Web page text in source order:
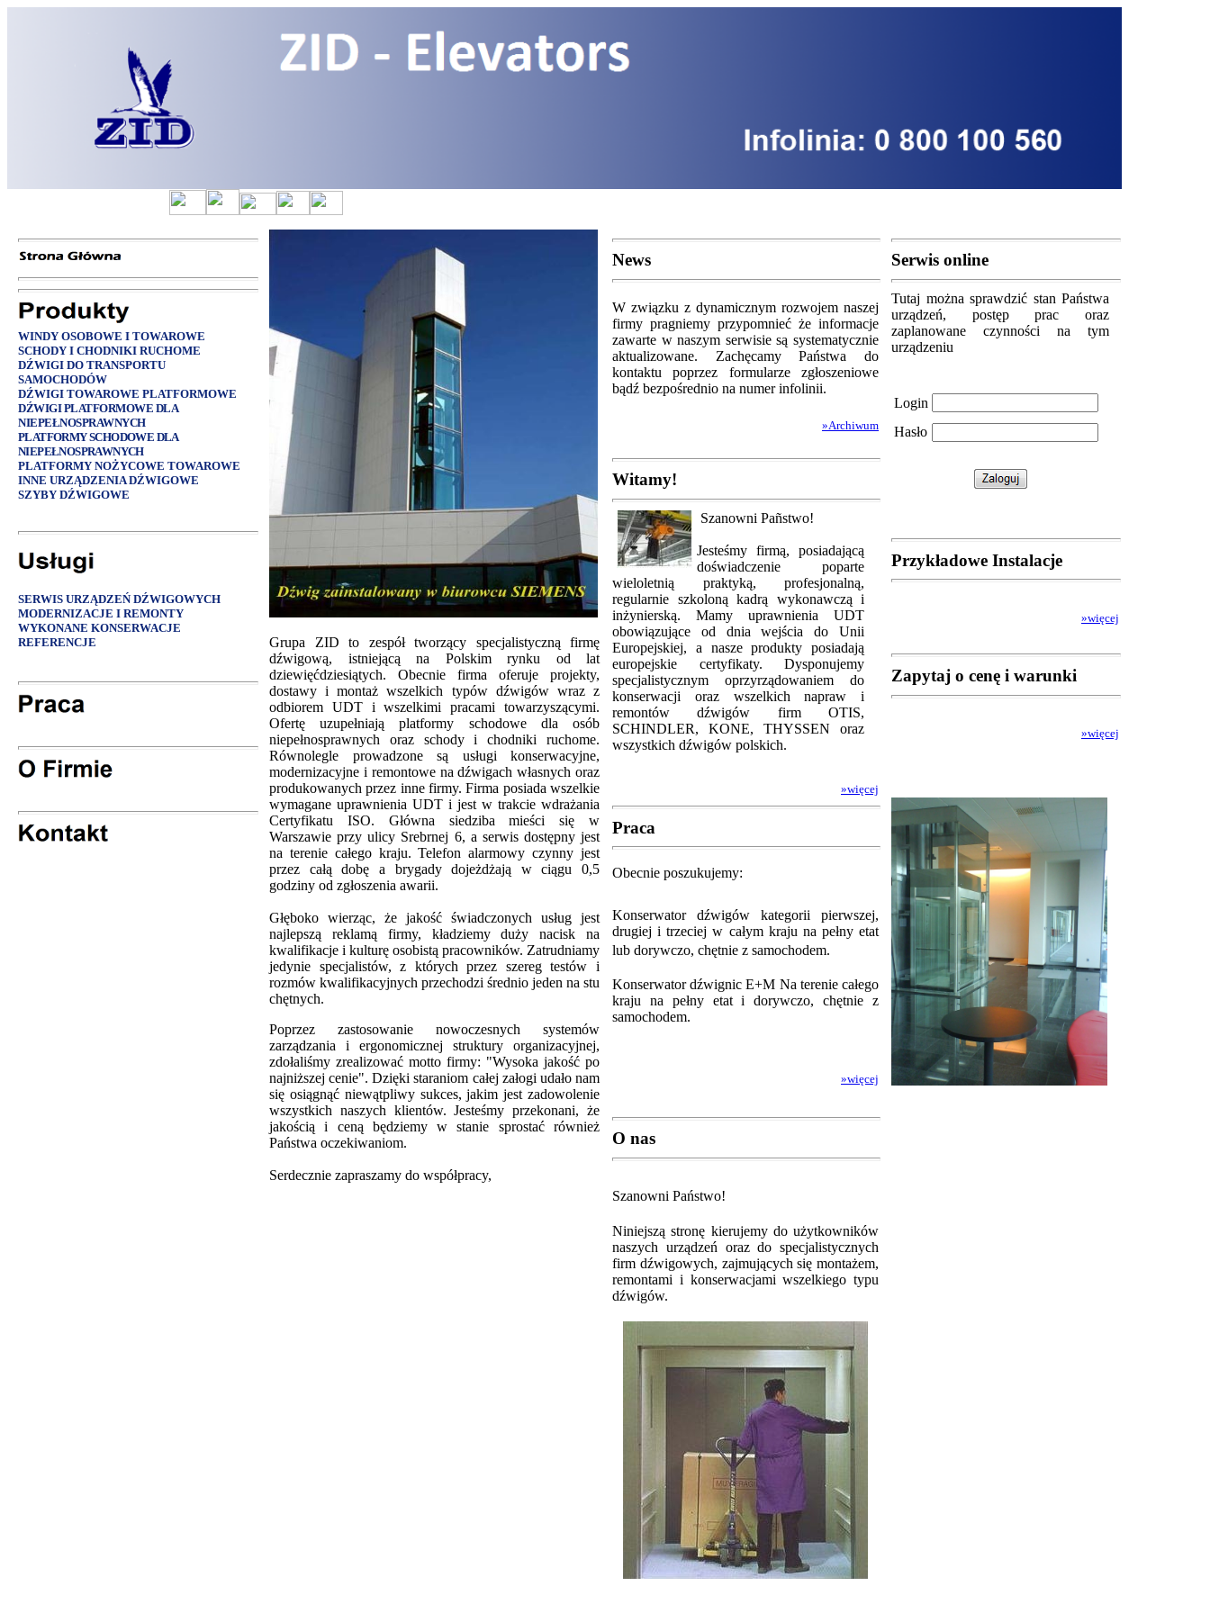
WINDY OSOBOWE I TOWAROWE
SCHODY I CHODNIKI RUCHOME
DŹWIGI DO TRANSPORTU
SAMOCHODÓW
DŹWIGI TOWAROWE PLATFORMOWE
DŹWIGI PLATFORMOWE DLA
NIEPEŁNOSPRAWNYCH
PLATFORMY SCHODOWE DLA
NIEPEŁNOSPRAWNYCH
PLATFORMY NOŻYCOWE TOWAROWE
INNE URZĄDZENIA DŹWIGOWE
SZYBY DŹWIGOWE
SERWIS URZĄDZEŃ DŹWIGOWYCH
MODERNIZACJE I REMONTY
WYKONANE KONSERWACJE
REFERENCJE
Grupa ZID to zespół tworzący specjalistyczną firmę
dźwigową, istniejącą na Polskim rynku od lat
dziewięćdziesiątych. Obecnie firma oferuje projekty,
dostawy i montaż wszelkich typów dźwigów wraz z
odbiorem UDT i wszelkimi pracami towarzyszącymi.
Ofertę uzupełniają platformy schodowe dla osób
niepełnosprawnych oraz schody i chodniki ruchome.
Równolegle prowadzone są usługi konserwacyjne,
modernizacyjne i remontowe na dźwigach własnych oraz
produkowanych przez inne firmy. Firma posiada wszelkie
wymagane uprawnienia UDT i jest w trakcie wdrażania
Certyfikatu ISO. Główna siedziba mieści się w
Warszawie przy ulicy Srebrnej 6, a serwis dostępny jest
na terenie całego kraju. Telefon alarmowy czynny jest
przez całą dobę a brygady dojeżdżają w ciągu 0,5
godziny od zgłoszenia awarii.
Głęboko wierząc, że jakość świadczonych usług jest
najlepszą reklamą firmy, kładziemy duży nacisk na
kwalifikacje i kulturę osobistą pracowników. Zatrudniamy
jedynie specjalistów, z których przez szereg testów i
rozmów kwalifikacyjnych przechodzi średnio jeden na stu
chętnych.
Poprzez zastosowanie nowoczesnych systemów
zarządzania i ergonomicznej struktury organizacyjnej,
zdołaliśmy zrealizować motto firmy: "Wysoka jakość po
najniższej cenie". Dzięki staraniom całej załogi udało nam
się osiągnąć niewątpliwy sukces, jakim jest zadowolenie
wszystkich naszych klientów. Jesteśmy przekonani, że
jakością i ceną będziemy w stanie sprostać również
Państwa oczekiwaniom.
Serdecznie zapraszamy do współpracy,
News
W związku z dynamicznym rozwojem naszej
firmy pragniemy przypomnieć że informacje
zawarte w naszym serwisie są systematycznie
aktualizowane. Zachęcamy Państwa do
kontaktu poprzez formularze zgłoszeniowe
bądź bezpośrednio na numer infolinii.
»Archiwum
Witamy!
Szanowni Pañstwo!
Jesteśmy firmą, posiadającą
doświadczenie poparte
wieloletnią praktyką, profesjonalną,
regularnie szkoloną kadrą wykonawczą i
inżynierską. Mamy uprawnienia UDT
obowiązujące od dnia wejścia do Unii
Europejskiej, a nasze produkty posiadają
europejskie certyfikaty. Dysponujemy
specjalistycznym oprzyrządowaniem do
konserwacji oraz wszelkich napraw i
remontów dźwigów firm OTIS,
SCHINDLER, KONE, THYSSEN oraz
wszystkich dźwigów polskich.
»więcej
Praca
Obecnie poszukujemy:
Konserwator dźwigów kategorii pierwszej,
drugiej i trzeciej w całym kraju na pełny etat
lub dorywczo, chętnie z samochodem.
Konserwator dźwignic E+M Na terenie całego
kraju na pełny etat i dorywczo, chętnie z
samochodem.
»więcej
O nas
Szanowni Państwo!
Niniejszą stronę kierujemy do użytkowników
naszych urządzeń oraz do specjalistycznych
firm dźwigowych, zajmujących się montażem,
remontami i konserwacjami wszelkiego typu
dźwigów.
Serwis online
Tutaj można sprawdzić stan Państwa
urządzeń, postęp prac oraz
zaplanowane czynności na tym
urządzeniu
Login
Hasło
Przykładowe Instalacje
»więcej
Zapytaj o cenę i warunki
»więcej